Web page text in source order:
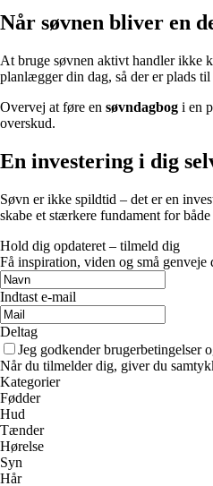
Når søvnen bliver en
At bruge søvnen aktivt handler ikke
planlægger din dag, så der er plads
Overvej at føre en søvndagbog i en
overskud.
En investering i dig
Søvn er ikke spildtid – det er en
skabe et stærkere fundament for
Hold dig opdateret – tilmeld dig
Få inspiration, viden og små
Indtast e-mail
Deltag
Jeg godkender brugerbetingelser
Når du tilmelder dig, giver du
Kategorier
Fødder
Hud
Tænder
Hørelse
Syn
Hår